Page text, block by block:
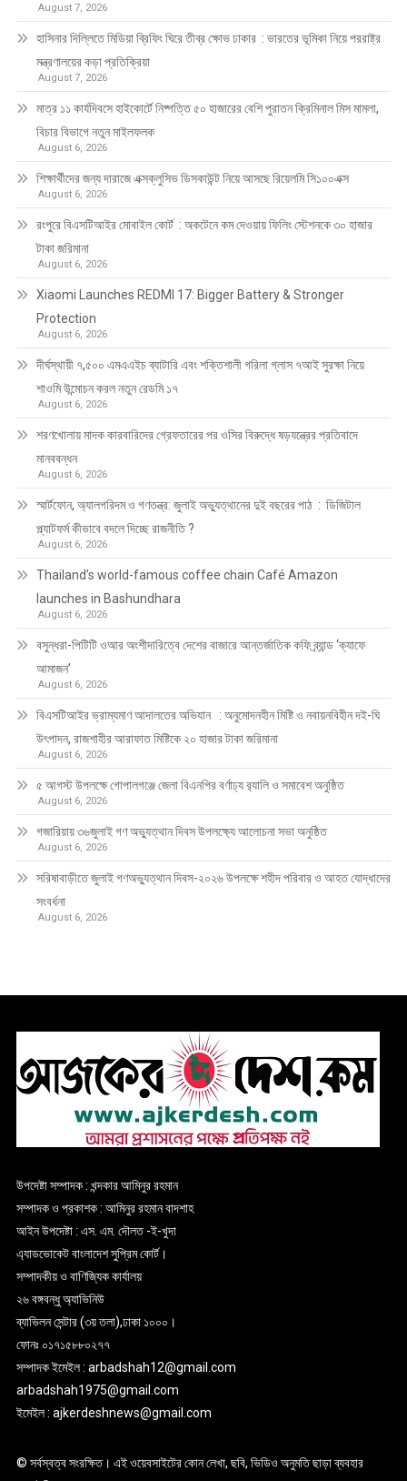
August 7, 2026
হাসিনার দিল্লিতে মিডিয়া ব্রিফিং ঘিরে তীব্র ক্ষোভ ঢাকার : ভারতের ভূমিকা নিয়ে পররাষ্ট্র
মন্ত্রণালয়ের কড়া প্রতিক্রিয়া
August 7, 2026
মাত্র ১১ কার্যদিবসে হাইকোর্টে নিষ্পত্তি ৫০ হাজারের বেশি পুরাতন ক্রিমিনাল মিস মামলা,
বিচার বিভাগে নতুন মাইলফলক
August 6, 2026
শিক্ষার্থীদের জন্য দারাজে এক্সক্লুসিভ ডিসকাউন্ট নিয়ে আসছে রিয়েলমি সি১০০এক্স
August 6, 2026
রংপুরে বিএসটিআইর মোবাইল কোর্ট : অকটেনে কম দেওয়ায় ফিলিং স্টেশনকে ৩০ হাজার
টাকা জরিমানা
August 6, 2026
Xiaomi Launches REDMI 17: Bigger Battery & Stronger
Protection
August 6, 2026
দীর্ঘস্থায়ী ৭,৫০০ এমএএইচ ব্যাটারি এবং শক্তিশালী গরিলা গ্লাস ৭আই সুরক্ষা নিয়ে
শাওমি উন্মোচন করল নতুন রেডমি ১৭
August 6, 2026
শরণখোলায় মাদক কারবারিদের গ্রেফতারের পর ওসির বিরুদ্ধে ষড়যন্ত্রের প্রতিবাদে
মানববন্ধন
August 6, 2026
স্মার্টফোন, অ্যালগরিদম ও গণতন্ত্র: জুলাই অভ্যুত্থানের দুই বছরের পাঠ : ডিজিটাল
প্ল্যাটফর্ম কীভাবে বদলে দিচ্ছে রাজনীতি ?
August 6, 2026
Thailand’s world-famous coffee chain Café Amazon
launches in Bashundhara
August 6, 2026
বসুন্ধরা-পিটিটি ওআর অংশীদারিত্বে দেশের বাজারে আন্তর্জাতিক কফি ব্র্যান্ড ‘ক্যাফে
আমাজন’
August 6, 2026
বিএসটিআইর ভ্রাম্যমাণ আদালতের অভিযান : অনুমোদনহীন মিষ্টি ও নবায়নবিহীন দই-ঘি
উৎপাদন, রাজশাহীর আরাফাত মিষ্টিকে ২০ হাজার টাকা জরিমানা
August 6, 2026
৫ আগস্ট উপলক্ষে গোপালগঞ্জে জেলা বিএনপির বর্ণাঢ্য র‍্যালি ও সমাবেশ অনুষ্ঠিত
August 6, 2026
গজারিয়ায় ৩৬জুলাই গণ অভ্যুত্থান দিবস উপলক্ষ্যে আলোচনা সভা অনুষ্ঠিত
August 6, 2026
সরিষাবাড়ীতে জুলাই গণঅভ্যুত্থান দিবস-২০২৬ উপলক্ষে শহীদ পরিবার ও আহত যোদ্ধাদের
সংবর্ধনা
August 6, 2026
উপদেষ্টা সম্পাদক : খন্দকার আমিনুর রহমান
সম্পাদক ও প্রকাশক : আমিনুর রহমান বাদশাহ
আইন উপদেষ্টা : এস. এম. দৌলত -ই-খুদা
এ্যাডভোকেট বাংলাদেশ সুপ্রিম কোর্ট।
সম্পাদকীয় ও বাণিজ্যিক কার্যালয়
২৬ বঙ্গবন্ধু অ্যাভিনিউ
ব্যাভিলন সেন্টার (৩য় তলা),ঢাকা ১০০০।
ফোনঃ ০১৭১৫৮৮০২৭৭
সম্পাদক ইমেইল : arbadshah12@gmail.com
arbadshah1975@gmail.com
ইমেইল : ajkerdeshnews@gmail.com
© সর্বস্বত্ব সংরক্ষিত। এই ওয়েবসাইটের কোন লেখা, ছবি, ভিডিও অনুমতি ছাড়া ব্যবহার